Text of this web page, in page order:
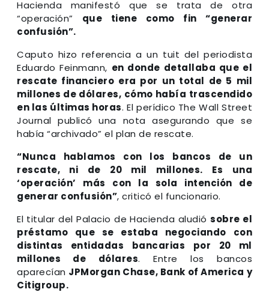
Hacienda manifestó que se trata de otra
“operación” que tiene como fin “generar
confusión”.
Caputo hizo referencia a un tuit del periodista
Eduardo Feinmann, en donde detallaba que el
rescate financiero era por un total de 5 mil
millones de dólares, cómo había trascendido
en las últimas horas. El perídico The Wall Street
Journal publicó una nota asegurando que se
había “archivado” el plan de rescate.
“Nunca hablamos con los bancos de un
rescate, ni de 20 mil millones. Es una
‘operación’ más con la sola intención de
generar confusión”, criticó el funcionario.
El titular del Palacio de Hacienda aludiósobre el
préstamo que se estaba negociando con
distintas entidadas bancarias por 20 ml
millones de dólares. Entre los bancos
aparecían JPMorgan Chase, Bank of America y
Citigroup.